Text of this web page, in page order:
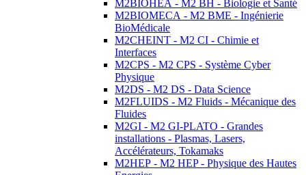
M2BIOHEA - M2 BH - Biologie et Santé
M2BIOMECA - M2 BME - Ingénierie
BioMédicale
M2CHEINT - M2 CI - Chimie et
Interfaces
M2CPS - M2 CPS - Système Cyber
Physique
M2DS - M2 DS - Data Science
M2FLUIDS - M2 Fluids - Mécanique des
Fluides
M2GI - M2 GI-PLATO - Grandes
installations - Plasmas, Lasers,
Accélérateurs, Tokamaks
M2HEP - M2 HEP - Physique des Hautes